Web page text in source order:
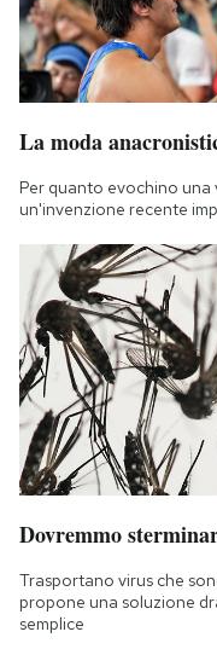
La moda
Per quanto evochino una
un'invenzione recente
Dovremmo
Trasportano virus che
propone una soluzione
semplice